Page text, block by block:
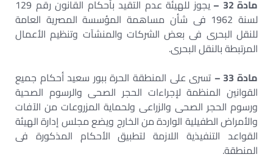
مادة 32 –
يجوز للهيئة عدم التقيد بأحكام القانون رقم 129
لسنة 1962 فى شأن مساهمة المؤسسة المصرية العامة
للنقل البحرى فى بعض الشركات والمنشآت وتنظيم الأعمال
المرتبطة بالنقل البحرى.
مادة 33 –
تسرى على المنطقة الحرة ببور سعيد أحكام جميع
القوانين المنظمة لإجراءات الحجر الصحى والرسوم الصحية
ورسوم الحجر الصحى والزراعى ولحماية المزروعات من الآفات
والأمراض الطفيلية الواردة من الخارج ويضع مجلس إدارة الهيئة
القواعد التنفيذية اللازمة لتطبيق الأحكام المذكورة فى
المنطقة.